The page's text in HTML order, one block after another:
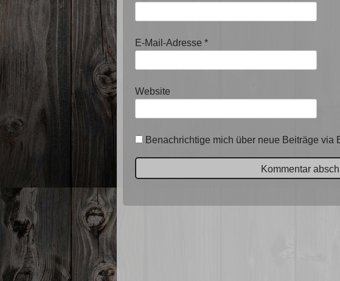
E-Mail-Adresse *
Website
Benachrichtige mich über neue Beiträge via